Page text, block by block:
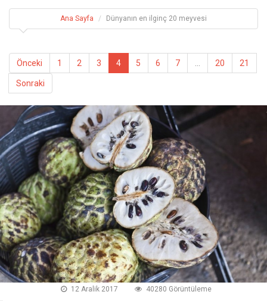
Ana Sayfa Dünyanın en ilginç 20 meyvesi
Önceki 1 2 3 4 5 6 7 20 21
Sonraki
12 Aralik 2017 40280 Görüntüleme